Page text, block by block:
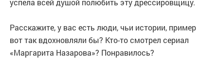
успела всей душой полюбить эту дрессировщицу.
Расскажите, у вас есть люди, чьи истории, пример
вот так вдохновляли бы? Кто-то смотрел сериал
«Маргарита Назарова»? Понравилось?